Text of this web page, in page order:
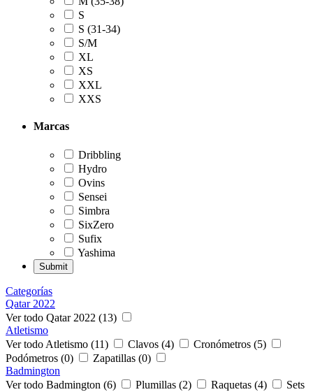
S
S (31-34)
S/M
XL
XS
XXL
XXS
Marcas
Dribbling
Hydro
Ovins
Sensei
Simbra
SixZero
Sufix
Yashima
Categorías
Qatar 2022
Ver todo Qatar 2022 (13)
Atletismo
Ver todo Atletismo (11)
Clavos (4)
Cronómetros (5)
Podómetros (0)
Zapatillas (0)
Badmington
Ver todo Badmington (6)
Plumillas (2) Raquetas (4)
Sets